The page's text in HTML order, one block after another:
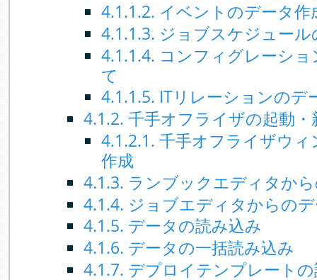
4.1.1.2. イベントのデータ
4.1.1.3. ジョブスケジュー
4.1.1.4. コンフィグレーシ
て
4.1.1.5. ITリレーションのデ
4.1.2. 千手オフライザの起動・
4.1.2.1. 千手オフライザウ
作成
4.1.3. ランブックエディタか
4.1.4. ジョブエディタからの
4.1.5. データの読み込み
4.1.6. データの一括読み込み
4.1.7. デプロイテンプレート